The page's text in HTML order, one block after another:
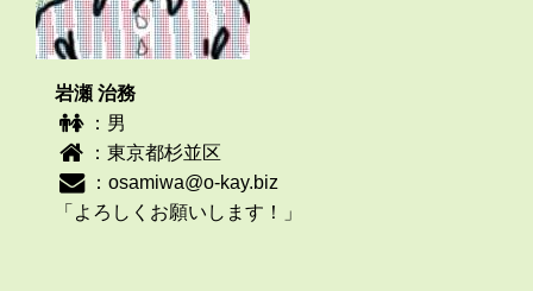
岩瀬 治務
：男
：東京都杉並区
： osamiwa@o-kay.biz
「よろしくお願いします！」